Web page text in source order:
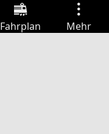
Fahrplan Mehr